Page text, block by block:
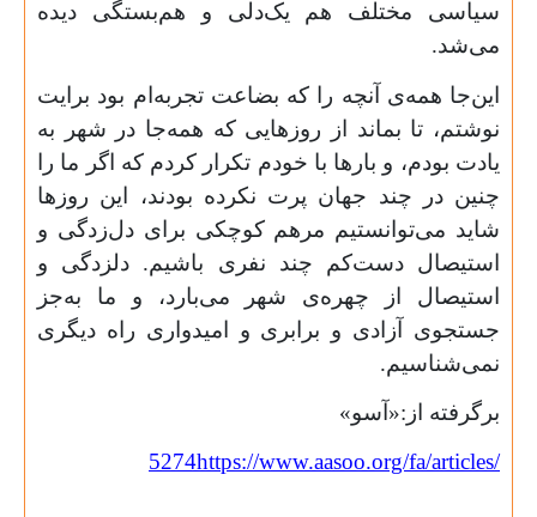
سیاسی مختلف هم یک‌دلی و هم‌بستگی دیده
می‌شد.
این‌جا همه‌ی آنچه را که بضاعت تجربه‌ام بود برایت
نوشتم، تا بماند از روزهایی که همه‌جا در شهر به
یادت بودم، و بارها با خودم تکرار کردم که اگر ما را
چنین در چند جهان پرت نکرده بودند، این روزها
شاید می‌توانستیم مرهم کوچکی برای دل‌زدگی و
استیصال دست‌کم چند نفری باشیم. دلزدگی و
استیصال از چهره‌ی شهر می‌بارد، و ما به‌جز
جستجوی آزادی و برابری و امیدواری راه دیگری
نمی‌شناسیم.
برگرفته از:«آسو»
https://www.aasoo.org/fa/articles/
5274